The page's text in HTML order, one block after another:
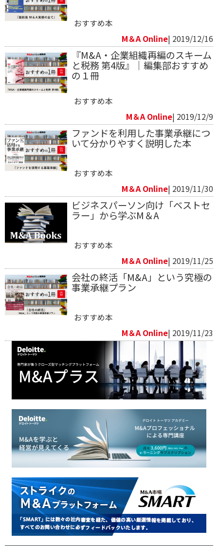
おすすめ本
M＆A Online| 2019/12/16
『M&A・企業組織再編のスキーム
と税務 第4版』｜編集部おすすめ
の１冊
おすすめ本
M＆A Online| 2019/12/9
ファンドを利用した事業承継につ
いて分かりやすく説明した本
おすすめ本
M＆A Online| 2019/11/30
ビジネスパーソン向け「ベストセ
ラー」から学ぶM＆A
おすすめ本
M＆A Online| 2019/11/25
会社の終活「M&A」という究極の
事業承継プラン
おすすめ本
M＆A Online| 2019/11/23